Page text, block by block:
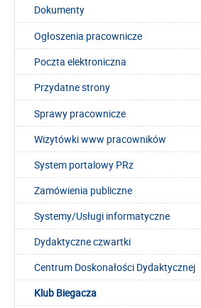
Dokumenty
Ogłoszenia pracownicze
Poczta elektroniczna
Przydatne strony
Sprawy pracownicze
Wizytówki www pracowników
System portalowy PRz
Zamówienia publiczne
Systemy/Usługi informatyczne
Dydaktyczne czwartki
Centrum Doskonałości Dydaktycznej
Klub Biegacza